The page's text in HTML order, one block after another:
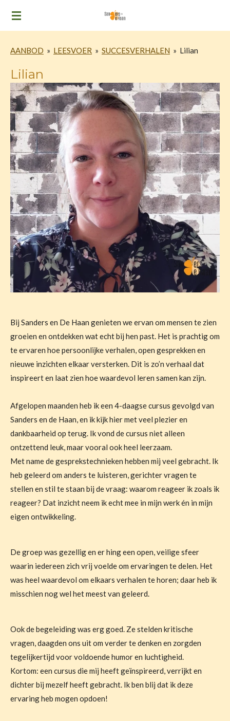
Ga
deAANBOD » LEESVOER » SUCCESVERHALEN » Lilian
Lilian
Bij Sanders en De Haan genieten we ervan om mensen te zien
groeien en ontdekken wat echt bij hen past. Het is prachtig om
te ervaren hoe persoonlijke verhalen, open gesprekken en
nieuwe inzichten elkaar versterken. Dit is zo’n verhaal dat
inspireert en laat zien hoe waardevol leren samen kan zijn.
Afgelopen maanden heb ik een 4-daagse cursus gevolgd van
Sanders en de Haan, en ik kijk hier met veel plezier en
dankbaarheid op terug. Ik vond de cursus niet alleen
ontzettend leuk, maar vooral ook heel leerzaam.
Met name de gesprekstechnieken hebben mij veel gebracht. Ik
heb geleerd om anders te luisteren, gerichter vragen te
stellen en stil te staan bij de vraag: waarom reageer ik zoals ik
reageer? Dat inzicht neem ik echt mee in mijn werk én in mijn
eigen ontwikkeling.
De groep was gezellig en er hing een open, veilige sfeer
waarin iedereen zich vrij voelde om ervaringen te delen. Het
was heel waardevol om elkaars verhalen te horen; daar heb ik
misschien nog wel het meest van geleerd.
Ook de begeleiding was erg goed. Ze stelden kritische
vragen, daagden ons uit om verder te denken en zorgden
tegelijkertijd voor voldoende humor en luchtigheid.
Kortom: een cursus die mij heeft geïnspireerd, verrijkt en
dichter bij mezelf heeft gebracht. Ik ben blij dat ik deze
ervaring heb mogen opdoen!